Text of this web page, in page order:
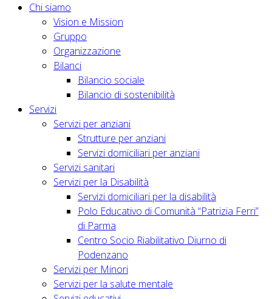
Chi siamo
Vision e Mission
Gruppo
Organizzazione
Bilanci
Bilancio sociale
Bilancio di sostenibilità
Servizi
Servizi per anziani
Strutture per anziani
Servizi domiciliari per anziani
Servizi sanitari
Servizi per la Disabilità
Servizi domiciliari per la disabilità
Polo Educativo di Comunità “Patrizia Ferri”
di Parma
Centro Socio Riabilitativo Diurno di
Podenzano
Servizi per Minori
Servizi per la salute mentale